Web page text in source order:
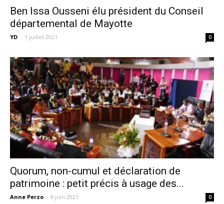
Ben Issa Ousseni élu président du Conseil
départemental de Mayotte
YD - 1 juillet 2021 0
Quorum, non-cumul et déclaration de
patrimoine : petit précis à usage des...
Anne Perzo - 8 juin 2021 0